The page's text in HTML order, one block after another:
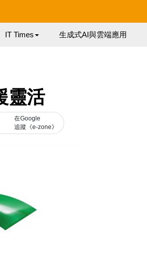
IT Times 生成式AI與雲端應用
靈活
在Google
追蹤《e-zone》